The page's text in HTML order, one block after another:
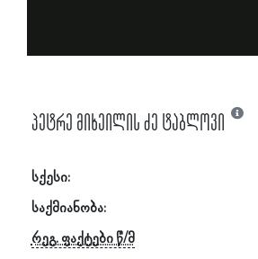
პეტრე მიხეილის ძე ტაბლოვი
სქესი:
საქმიანობა:
რეგ. ფაქტები წ/მ